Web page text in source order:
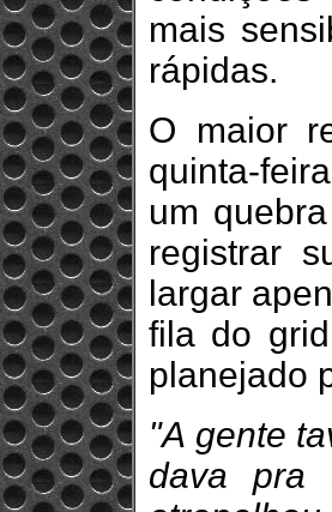
mais
rápidas.
O maior
quinta-
um
registrar
largar
fila do
planejado
"A gente
dava pra